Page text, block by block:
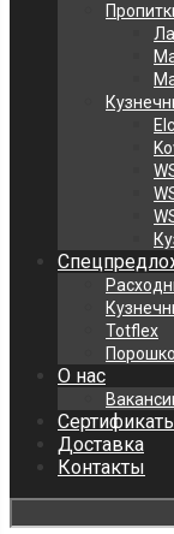
Totflex
О нас
Доставка
Контакты